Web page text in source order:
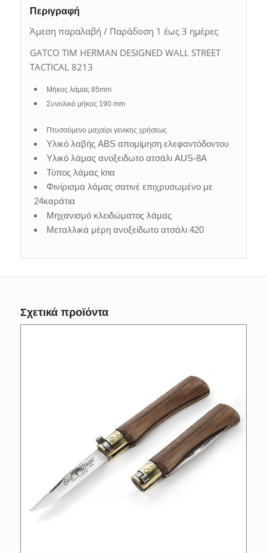
Περιγραφή
Άμεση παραλαβή / Παράδοση 1 έως 3 ημέρες
GATCO TIM HERMAN DESIGNED WALL STREET
TACTICAL 8213
Μήκος λάμας 85mm
Συνολικό μήκος 190 mm
Πτυσσόμενο μαχαίρι γενικης χρήσεως
Υλικό λαβής ABS απομίμηση ελεφαντόδοντου
Υλικό λάμας ανοξειδωτο ατσάλι AUS-8A
Τύπος λάμας ίσια
Φινίρισμα λάμας σατινέ επιχρυσωμένο με
24καράτια
Μηχανισμό κλειδώματος λάμας
Μεταλλικά μέρη ανοξείδωτο ατσάλι 420
Σχετικά προϊόντα